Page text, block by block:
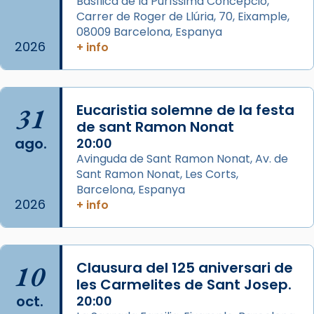
missa d’acció de gràcies en agraïment al
comitè organitzador de la visita apostòlica
del Sant Pare Lleó XIV a Barcelona, i als
L’arquebisbe de Barcelona, el cardenal Joan
Josep Omella, ha presidit la missa i l’ha
concelebrat el bisbe auxiliar de Barcelona,
Mons. David Abadías.
📸 Dr. G. Simón
View on Facebook ·
Arquebisbat de Barcelona
Memòria de les santes Juliana i
Semproniana, verges i màrtirs.
2026
Carrer de Roger de Llúria, 70, Eixample,
08009 Barcelona, Espanya
+ info
31
ago.
2026
Eucaristia solemne de la festa
de sant Ramon Nonat
20:00
Avinguda de Sant Ramon Nonat, Av. de
Sant Ramon Nonat, Les Corts,
Barcelona, Espanya
+ info
10
oct.
Clausura del 125 aniversari de
les Carmelites de Sant Josep.
20:00